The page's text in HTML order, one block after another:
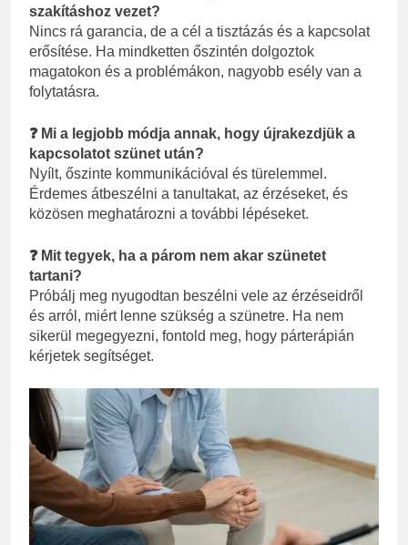
szakításhoz vezet?
Nincs rá garancia, de a cél a tisztázás és a kapcsolat
erősítése. Ha mindketten őszintén dolgoztok
magatokon és a problémákon, nagyobb esély van a
folytatásra.
❓ Mi a legjobb módja annak, hogy újrakezdjük a
kapcsolatot szünet után?
Nyílt, őszinte kommunikációval és türelemmel.
Érdemes átbeszélni a tanultakat, az érzéseket, és
közösen meghatározni a további lépéseket.
❓ Mit tegyek, ha a párom nem akar szünetet
tartani?
Próbálj meg nyugodtan beszélni vele az érzéseidről
és arról, miért lenne szükség a szünetre. Ha nem
sikerül megegyezni, fontold meg, hogy párterápián
kérjetek segítséget.